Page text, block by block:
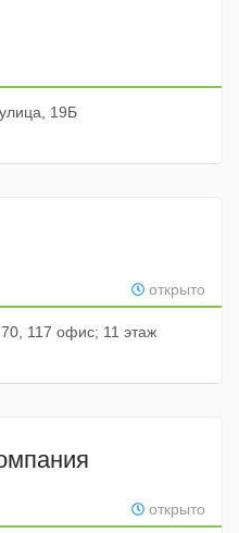
19Б
открыто
117 офис; 11 этаж
открыто